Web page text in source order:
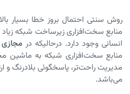
روش سنتی احتمال بروز خطا بسیار
منابع سخت‌افزاری زیرساخت شبکه
انسانی وجود دارد. درحالیکه در
منابع سخت‌افزاری شبکه به ماشین
مدیریت راحت‌تر، پاسخگوئی بلادرنگ و
می‌باشد.